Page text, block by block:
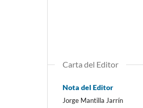
Carta del Editor
Nota del Editor
Jorge Mantilla Jarrín